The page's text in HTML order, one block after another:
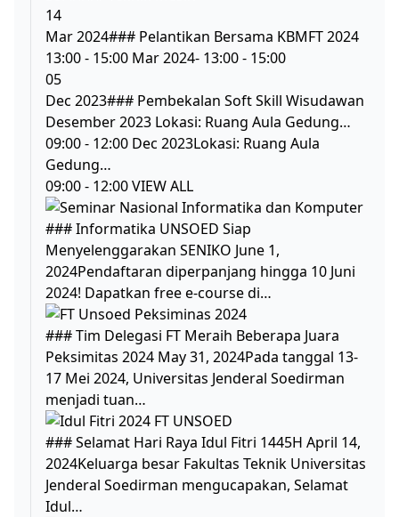
14
Mar 2024### Pelantikan Bersama KBMFT 2024
13:00 - 15:00 Mar 2024- 13:00 - 15:00
05
Dec 2023### Pembekalan Soft Skill Wisudawan
Desember 2023 Lokasi: Ruang Aula Gedung…
09:00 - 12:00 Dec 2023Lokasi: Ruang Aula
Gedung…
09:00 - 12:00 VIEW ALL
### Informatika UNSOED Siap
Menyelenggarakan SENIKO June 1,
2024Pendaftaran diperpanjang hingga 10 Juni
2024! Dapatkan free e-course di…
### Tim Delegasi FT Meraih Beberapa Juara
Peksimitas 2024 May 31, 2024Pada tanggal 13-
17 Mei 2024, Universitas Jenderal Soedirman
menjadi tuan…
### Selamat Hari Raya Idul Fitri 1445H April 14,
2024Keluarga besar Fakultas Teknik Universitas
Jenderal Soedirman mengucapakan, Selamat
Idul…